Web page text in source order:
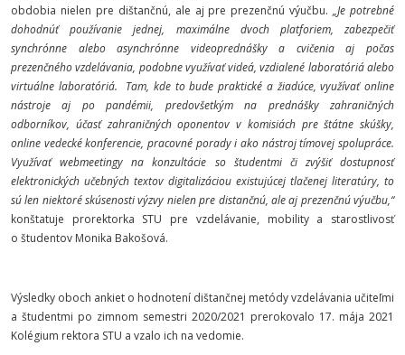
obdobia nielen pre dištančnú, ale aj pre prezenčnú výučbu.„Je potrebné
dohodnúť používanie jednej, maximálne dvoch platforiem, zabezpečiť
synchrónne alebo asynchrónne videoprednášky a cvičenia aj počas
prezenčného vzdelávania, podobne využívať videá, vzdialené laboratóriá alebo
virtuálne laboratóriá.
Tam, kde to bude praktické a žiadúce, využívať online
nástroje aj po pandémii, predovšetkým na prednášky zahraničných
odborníkov, účasť zahraničných oponentov v komisiách pre štátne skúšky,
online vedecké konferencie, pracovné porady i ako nástroj tímovej spolupráce.
Využívať webmeetingy na konzultácie so študentmi či zvýšiť dostupnosť
elektronických učebných textov digitalizáciou existujúcej tlačenej literatúry, to
sú len niektoré skúsenosti výzvy nielen pre distančnú, ale aj prezenčnú výučbu,“
konštatuje prorektorka STU pre vzdelávanie, mobility a starostlivosť
o študentov Monika Bakošová.
Výsledky oboch ankiet o hodnotení dištančnej metódy vzdelávania učiteľmi
a študentmi po zimnom semestri 2020/2021 prerokovalo 17. mája 2021
Kolégium rektora STU a vzalo ich na vedomie.